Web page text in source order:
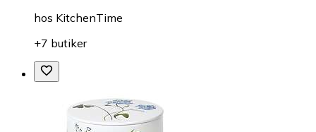
hos KitchenTime
+7 butiker